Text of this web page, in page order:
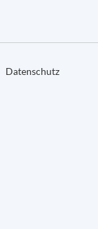
Datenschutz